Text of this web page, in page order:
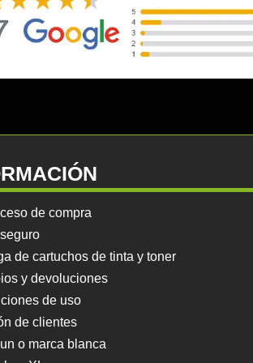
de compra
de cartuchos de tinta y toner
y devoluciones
de uso
de clientes
o marca blanca